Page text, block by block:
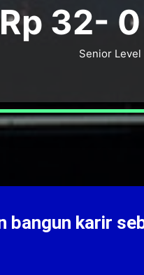
Rp 32- 0
Senior Level
bangun karir